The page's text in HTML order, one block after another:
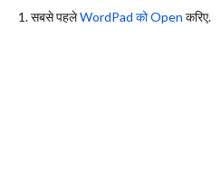
1. सबसे पहलेWordPad को Open करिए.